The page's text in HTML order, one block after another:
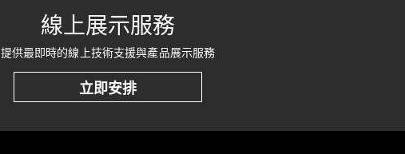
線上展示服務
提供最即時的線上技術支援與產品展示服務
立即安排